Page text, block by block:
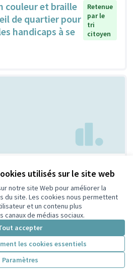
utilisés sur le site web
notre site Web pour améliorer la
du site. Les cookies nous permettent
et un contenu plus
de médias sociaux.
accepter
les cookies essentiels
Paramètres
couleur et braille
de quartier pour
handicaps à se
Retenue
par le
tri
citoyen
citoyen